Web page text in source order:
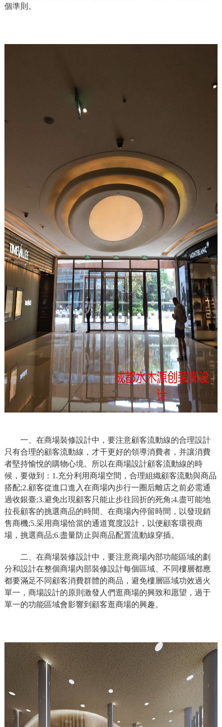
個準則。
一、在商場裝修設計中，要注意顧客流動線的合理設計
只有合理的顧客流動線，才干更好的領導消費者，并讓消費
者堅持愉悅的購物心境。所以在商場設計顧客流動線的時
候，要做到：1.充分利用商場空間，合理組織顧客流動與商品
搭配;2.顧客從進口進入在商場內步行一圈后離店之前必需通
過收銀臺;3.避免出現顧客只能止步往回折的死角;4.盡可能地
拉長顧客的挑選商品的時間、在商場內停留時間，以發現銷
售商機;5.采用商場恰當的通道寬度設計，以便顧客環視商
場，挑選商品;6.盡量防止與商品配置流動線穿插。
二、在商場裝修設計中，要注意商場內部功能區域的劃
分和設計在整個商場內部裝修設計每個區域、 不同樓層都應
都要滿足不同顧客消費群體的商品，避免樓層區域功效過火
單一，商場設計的原則激發人們逛商場的興致和愿望，過于
單一的功能區域會影響到顧客逛商場的興趣。